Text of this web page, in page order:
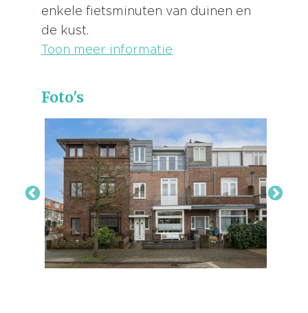
enkele fietsminuten van duinen en
de kust.
Toon meer informatie
Foto's